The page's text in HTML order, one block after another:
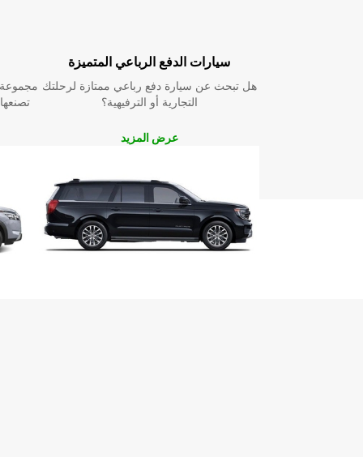
مجموعة
سيارات الدفع الرباعي المتميزة
هل تبحث عن سيارة دفع رباعي ممتازة لرحلتك
التجارية أو الترفيهية؟
عرض المزيد